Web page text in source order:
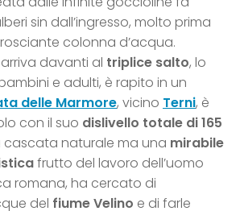
sin dall’ingresso, molto prima
colonna d’acqua.
davanti al triplice salto, lo
e adulti, è rapito in un
delle Marmore, vicino Terni, è
con il suo dislivello totale di 165
cascata naturale ma una mirabile
frutto del lavoro dell’uomo
romana, ha cercato di
del fiume Velino e di farle